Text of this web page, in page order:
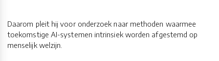
Daarom pleit hij voor onderzoek naar methoden waarmee
toekomstige AI-systemen intrinsiek worden afgestemd op
menselijk welzijn.